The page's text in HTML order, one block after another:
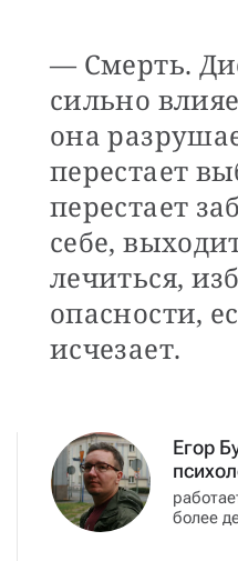
— Смерть.
сильно
она
перестает
перестает
себе,
лечиться,
опасности,
исчезает.
Егор
более